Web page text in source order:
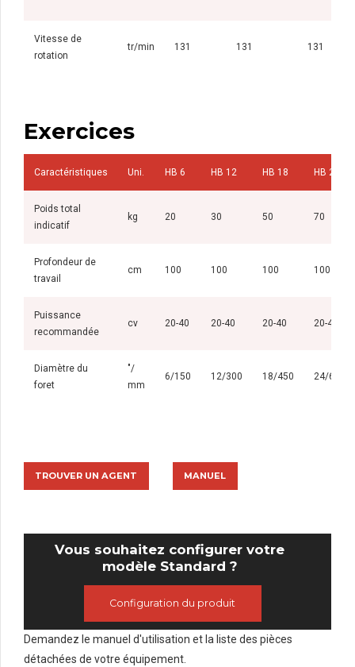
Vitesse de
rotation
tr/min 131 131 131
Exercices
Caractéristiques Uni. HB 6 HB 12 HB 18 HB 24
Poids total
indicatif
kg 20 30 50 70
Profondeur de
travail
cm 100 100 100 100
Puissance
recommandée
cv 20-40 20-40 20-40 20-40
Diamètre du
foret
"/
mm
6/150 12/300 18/450 24/600
TROUVER UN AGENT MANUEL
Vous souhaitez configurer votre
modèle Standard ?
Configuration du produit
Demandez le manuel d'utilisation et la liste des pièces
détachées de votre équipement.